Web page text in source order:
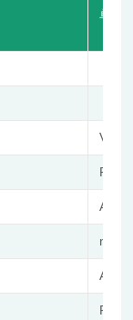
单 位
VDC
RPM
A
A
RPM